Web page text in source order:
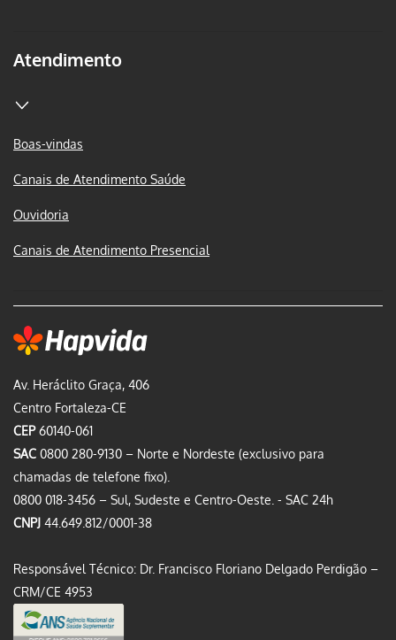
Av. Heráclito Graça, 406
Centro Fortaleza-CE
CEP60140-061
SAC 0800 280-9130 – Norte e Nordeste (exclusivo para
chamadas de telefone fixo).
0800 018-3456 – Sul, Sudeste e Centro-Oeste. - SAC 24h
CNPJ 44.649.812/0001-38
Responsável Técnico: Dr. Francisco Floriano Delgado Perdigão –
CRM/CE 4953
Atendimento
Boas-vindas
Canais de Atendimento Saúde
Ouvidoria
Canais de Atendimento Presencial